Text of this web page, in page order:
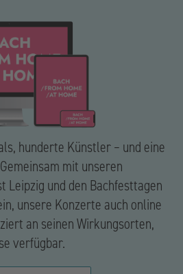
hunderte Künstler – und eine
mit unseren
Leipzig und den Bachfesttagen
unsere Konzerte auch online
an seinen Wirkungsorten,
verfügbar.